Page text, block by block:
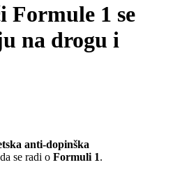
Formule 1 se
na drogu i
anti-dopinška
se radi o Formuli 1.